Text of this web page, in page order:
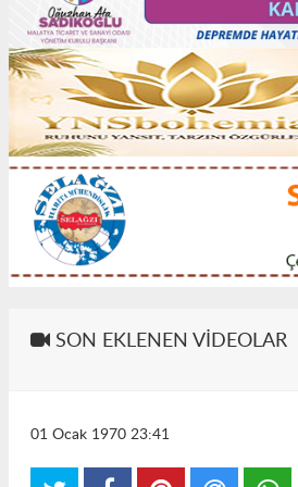
SON EKLENEN VIDEOLAR
01 Ocak 1970 23:41